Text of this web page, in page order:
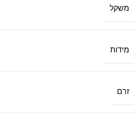
משקל
מידות
זרם